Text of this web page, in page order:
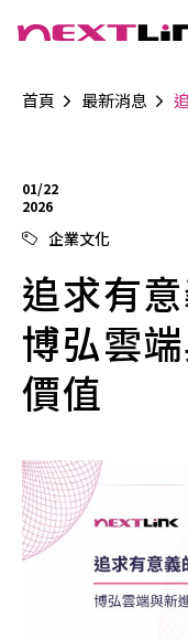
首頁 最新消息
01/22
2026
企業文化
追求有
博弘雲
價值